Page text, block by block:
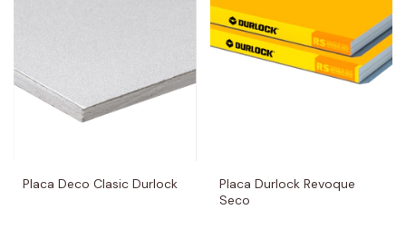
Placa Deco Clasic Durlock
Placa Durlock Revoque
Seco